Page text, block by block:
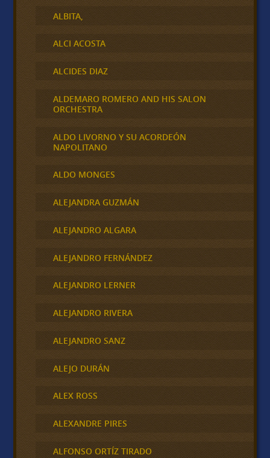
ALBITA,
ALCI ACOSTA
ALCIDES DIAZ
ALDEMARO ROMERO AND HIS SALON
ORCHESTRA
ALDO LIVORNO Y SU ACORDEÓN
NAPOLITANO
ALDO MONGES
ALEJANDRA GUZMÁN
ALEJANDRO ALGARA
ALEJANDRO FERNÁNDEZ
ALEJANDRO LERNER
ALEJANDRO RIVERA
ALEJANDRO SANZ
ALEJO DURÁN
ALEX ROSS
ALEXANDRE PIRES
ALFONSO ORTÍZ TIRADO